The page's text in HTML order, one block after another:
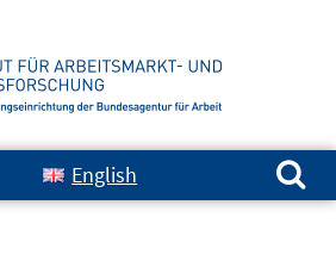
English
Suchen nach: